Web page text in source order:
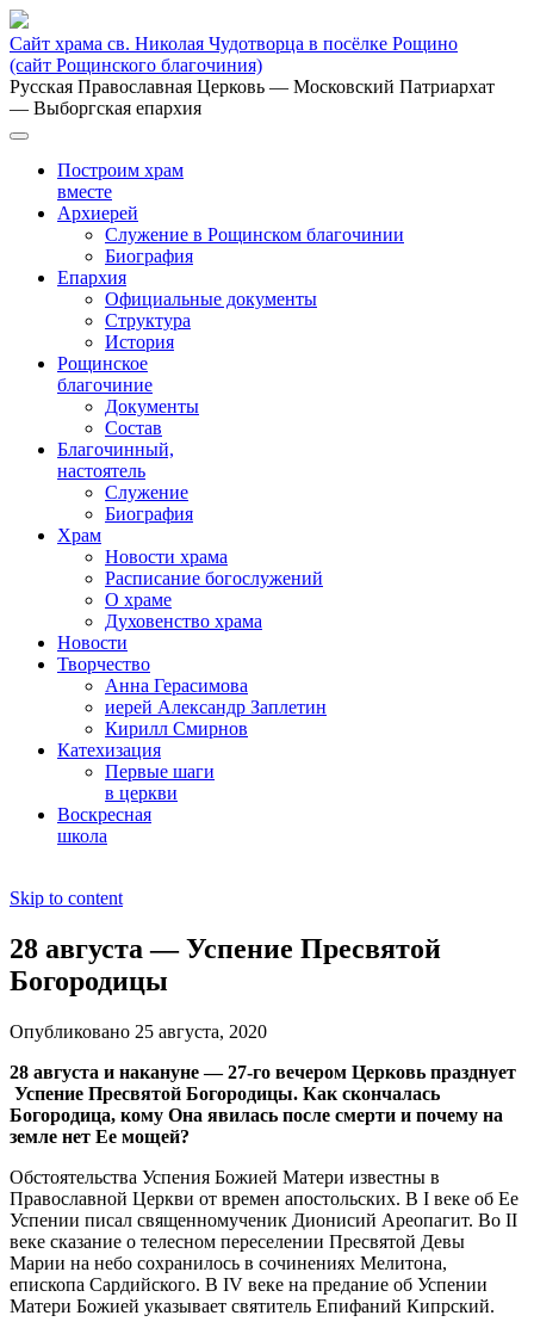
Сайт храма св. Николая Чудотворца в посёлке Рощино
(сайт Рощинского благочиния)
Русская Православная Церковь — Московский Патриархат
— Выборгская епархия
Построим храм
вместе
Архиерей
Служение в Рощинском благочинии
Биография
Епархия
Официальные документы
Структура
История
Рощинское
благочиние
Документы
Состав
Благочинный,
настоятель
Служение
Биография
Храм
Новости храма
Расписание богослужений
О храме
Духовенство храма
Новости
Творчество
Анна Герасимова
иерей Александр Заплетин
Кирилл Смирнов
Катехизация
Первые шаги
в церкви
Воскресная
школа
Skip to content
28 августа — Успение Пресвятой
Богородицы
Опубликовано 25 августа, 2020
28 августа и накануне — 27-го вечером Церковь празднует
Успение Пресвятой Богородицы. Как скончалась
Богородица, кому Она явилась после смерти и почему на
земле нет Ее мощей?
Обстоятельства Успения Божией Матери известны в
Православной Церкви от времен апостольских. В I веке об Ее
Успении писал священномученик Дионисий Ареопагит. Во II
веке сказание о телесном переселении Пресвятой Девы
Марии на небо сохранилось в сочинениях Мелитона,
епископа Сардийского. В IV веке на предание об Успении
Матери Божией указывает святитель Епифаний Кипрский.